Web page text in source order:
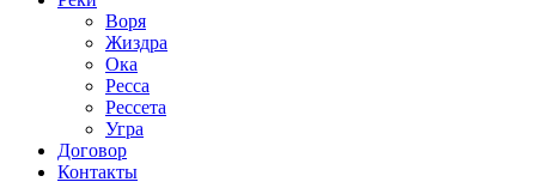
Воря
Жиздра
Ока
Ресса
Рессета
Угра
Договор
Контакты